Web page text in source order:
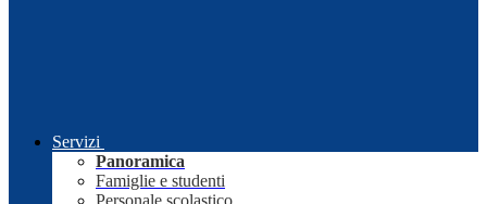
Servizi
Panoramica
Famiglie e studenti